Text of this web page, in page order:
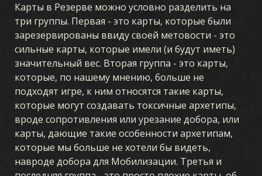
Карты в Резерве можно условно разделить на
три группы. Первая - это карты, которые были
зарезервированы ввиду своей метовости - это
сильные карты, которые имели (и будут иметь)
значительный вес. Вторая группа - это карты,
которые, по нашему мнению, больше не
подходят игре, к ним относятся такие карты,
которые могут создавать токсичные архетипы,
вроде сопротивления или урезание добора, или
карты, дающие такие особенности архетипам,
которые мы больше не хотели бы видеть,
навроде добора для Мобилизации. Третья и